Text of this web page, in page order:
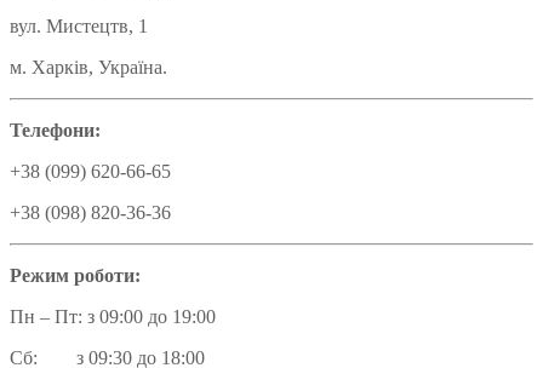
вул. Мистецтв, 1
м. Харків, Україна.
Телефони:
+38 (099) 620-66-65
+38 (098) 820-36-36
Режим роботи:
Пн – Пт: з 09:00 до 19:00
Сб: з 09:30 до 18:00